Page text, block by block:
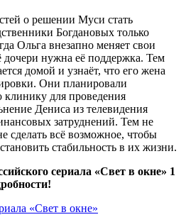
о решении Муси стать
Богдановых только
Ольга внезапно меняет свои
нужна её поддержка. Тем
домой и узнаёт, что его жена
Они планировали
клинику для проведения
Дениса из телевидения
затруднений. Тем не
сделать всё возможное, чтобы
стабильность в их жизни.
сериала «Свет в окне» 1
«Свет в окне»